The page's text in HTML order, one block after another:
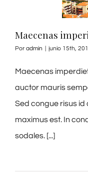
Maecenas
Por admin junio 15th,
Maecenas
auctor mauris
Sed congue risus id
maximus est. In
sodales. [...]